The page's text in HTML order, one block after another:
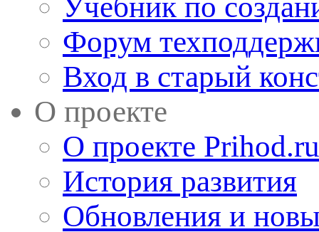
Форум
Вход в старый
О проекте
О проекте Prihod.ru
История развития
Обновления и